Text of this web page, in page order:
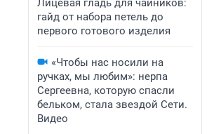
Лицевая гладь для чайников:
гайд от набора петель до
первого готового изделия
«Чтобы нас носили на
ручках, мы любим»: нерпа
Сергеевна, которую спасли
бельком, стала звездой Сети.
Видео